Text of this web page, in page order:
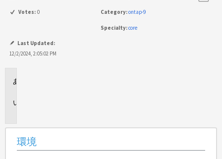
Votes: 0 Category:ontap-9
Specialty:core
Last Updated:
12/2/2024, 2:05:02 PM
環境